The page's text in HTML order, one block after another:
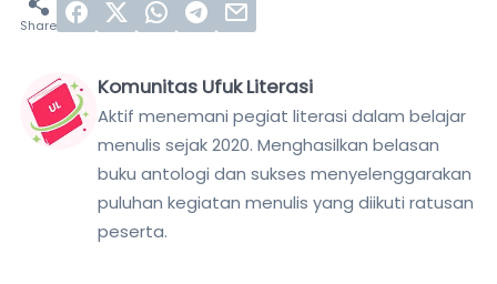
Komunitas Ufuk Literasi
Aktif menemani pegiat literasi dalam belajar
menulis sejak 2020. Menghasilkan belasan
buku antologi dan sukses menyelenggarakan
puluhan kegiatan menulis yang diikuti ratusan
peserta.